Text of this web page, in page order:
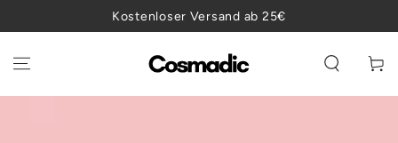
Kostenloser Versand ab 25€